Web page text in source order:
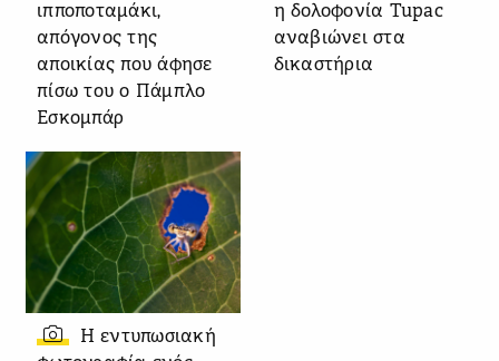
ιπποποταμάκι,
απόγονος της
αποικίας που άφησε
πίσω του ο Πάμπλο
Εσκομπάρ
η δολοφονία Tupac
αναβιώνει στα
δικαστήρια
Η εντυπωσιακή